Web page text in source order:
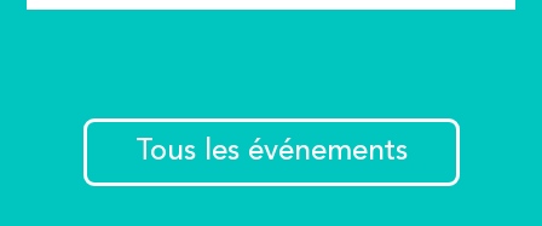
Tous les événements